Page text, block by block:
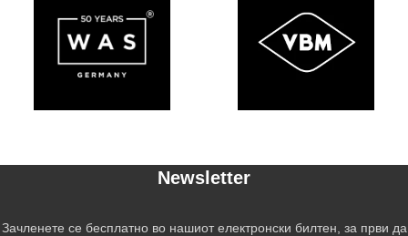
Newsletter
Зачленете се бесплатно во нашиот електронски билтен, за први да